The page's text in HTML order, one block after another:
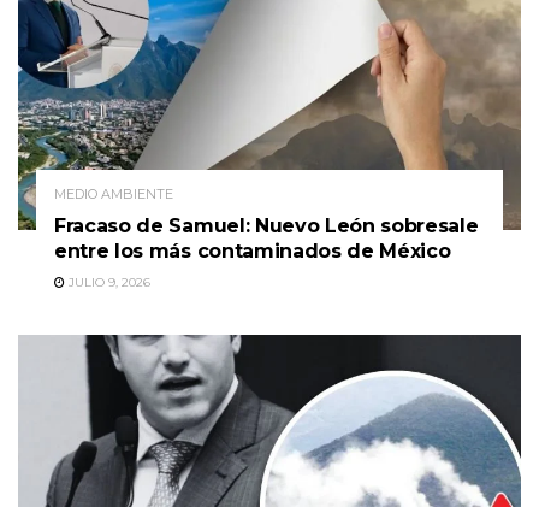
MEDIO AMBIENTE
Fracaso de Samuel: Nuevo León sobresale
entre los más contaminados de México
JULIO 9, 2026